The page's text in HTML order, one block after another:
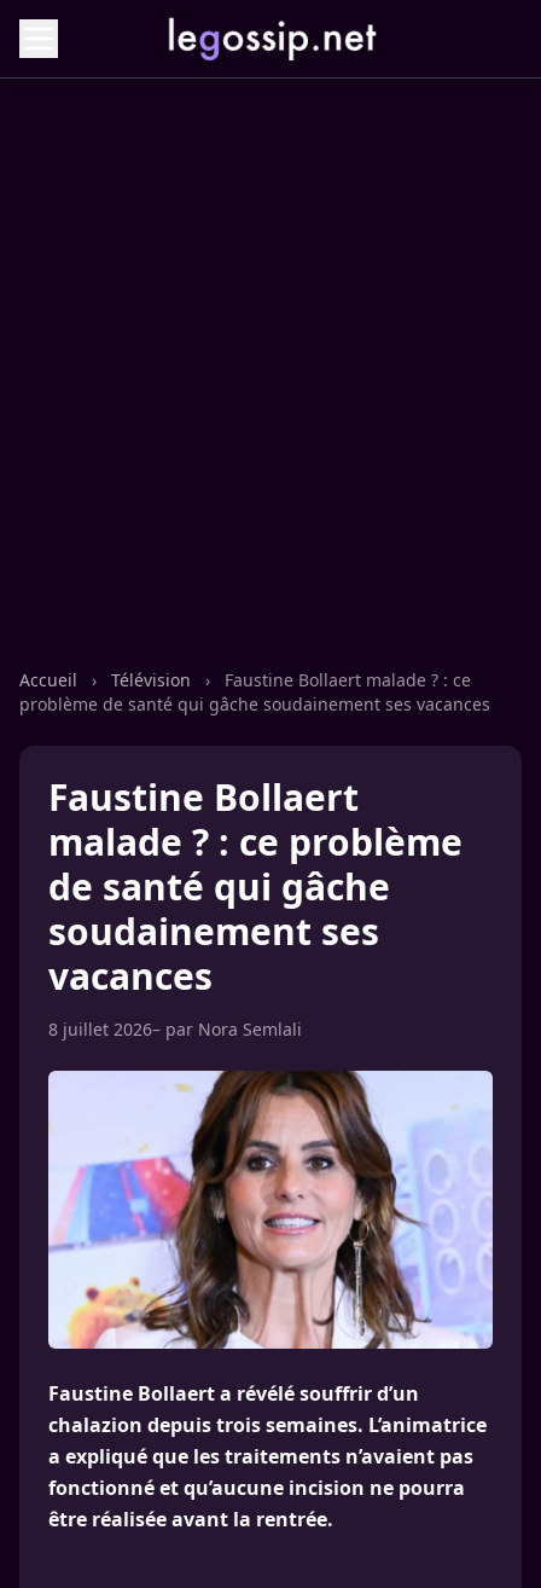
Accueil › Télévision ›
Faustine Bollaert malade ? : ce
problème de santé qui gâche soudainement ses vacances
Faustine Bollaert
malade ? : ce problème
de santé qui gâche
soudainement ses
vacances
8 juillet 2026– par Nora Semlali
Faustine Bollaert a révélé souffrir d’un
chalazion depuis trois semaines. L’animatrice
a expliqué que les traitements n’avaient pas
fonctionné et qu’aucune incision ne pourra
être réalisée avant la rentrée.